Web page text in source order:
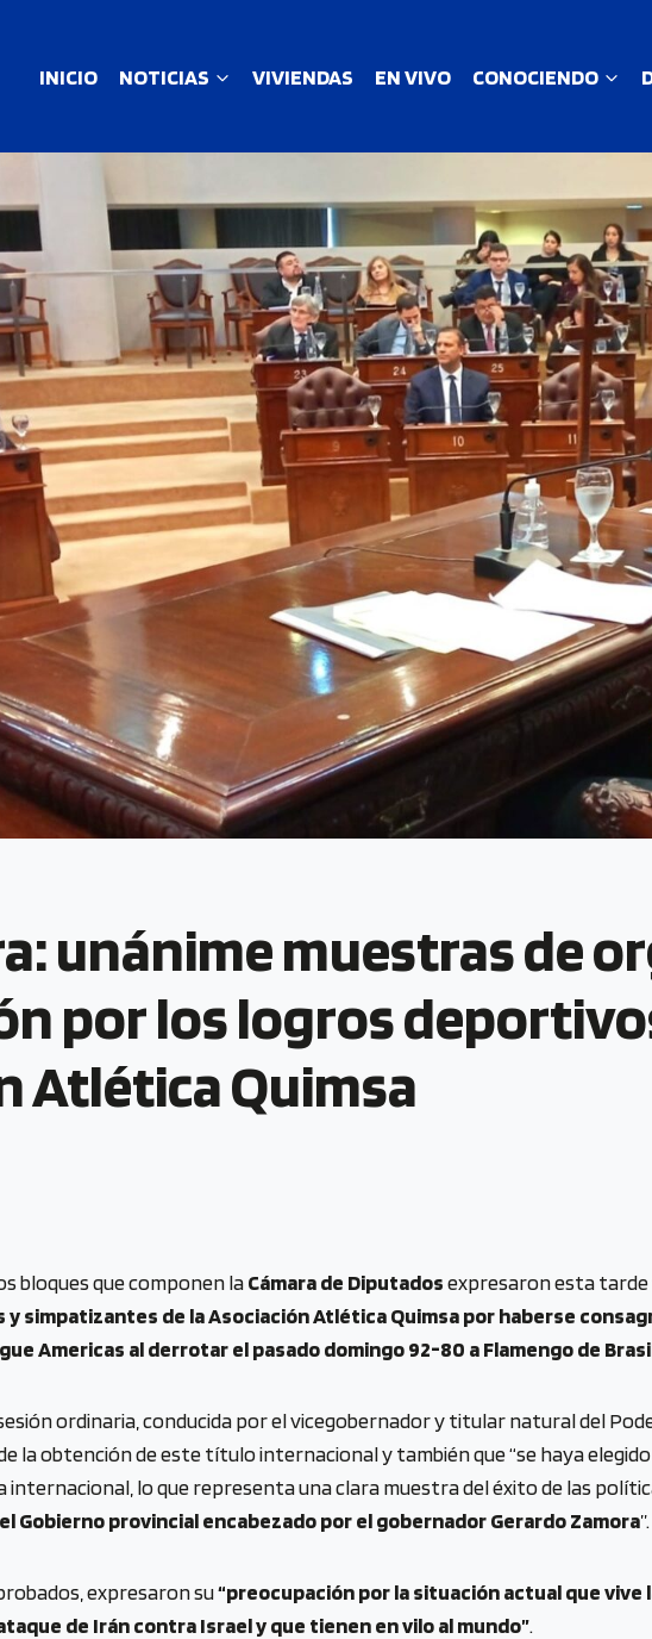
INICIO NOTICIAS VIVIENDAS EN VIVO CONOCIENDO
unánime muestras de
por los logros
Atlética Quimsa
A
bloques que componen laCámara de Diputadosexpresaron esta tarde
simpatizantes de la Asociación Atlética Quimsa por haberse
Americas al derrotar el pasado domingo 92-80 a Flamengo de
ordinaria, conducida por el vicegobernador y titular natural del
la obtención de este título internacional y también que “se haya
lo que representa una clara muestra del éxito de las
Gobierno provincial encabezado por el gobernador Gerardo Zamora”.
expresaron su“preocupación por la situación actual que
de Irán contra Israel y que tienen en vilo al mundo”.